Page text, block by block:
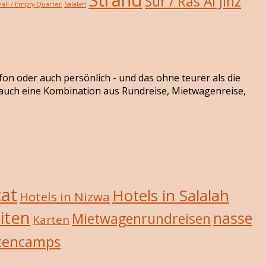
/ Empty Quarter Salalah
oder auch persönlich - und das ohne teurer als die
eine Kombination aus Rundreise, Mietwagenreise,
Hotels in Nizwa Hotels in Salalah
Karten Mietwagenrundreisen nasse